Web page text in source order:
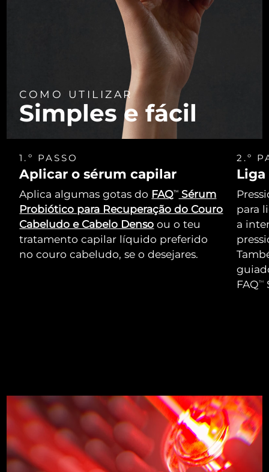
COMO UTILIZAR
Simples e fácil
1.º PASSO
Aplicar o sérum capilar
Aplica algumas gotas do FAQTM
Sérum
Probiótico para Recuperação do Couro
Cabeludo e Cabelo Denso ou o teu
tratamento capilar líquido preferido
no couro cabeludo, se o desejares.
2.º
Liga
para
a
FAQTM